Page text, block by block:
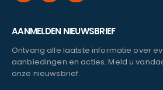
AANMELDEN NIEUWSBRIEF
Ontvang alle laatste informatie over
aanbiedingen en acties. Meld u
onze nieuwsbrief.